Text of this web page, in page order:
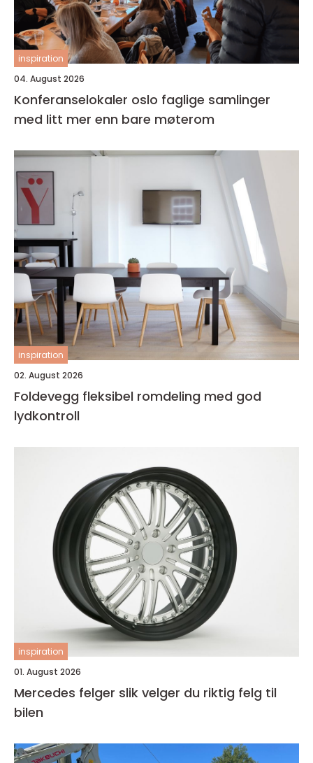
inspiration
04. August 2026
Konferanselokaler oslo faglige samlinger
med litt mer enn bare møterom
inspiration
02. August 2026
Foldevegg fleksibel romdeling med god
lydkontroll
inspiration
01. August 2026
Mercedes felger slik velger du riktig felg til
bilen